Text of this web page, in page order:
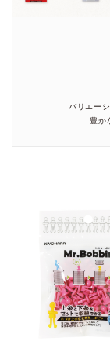
バリエー
豊か